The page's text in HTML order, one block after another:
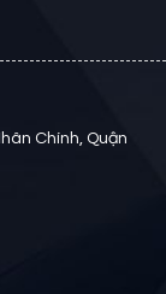
Chính, Quận